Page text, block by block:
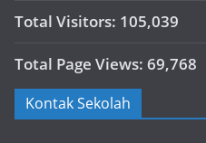
Total Visitors: 105,039
Total Page Views: 69,768
Kontak Sekolah